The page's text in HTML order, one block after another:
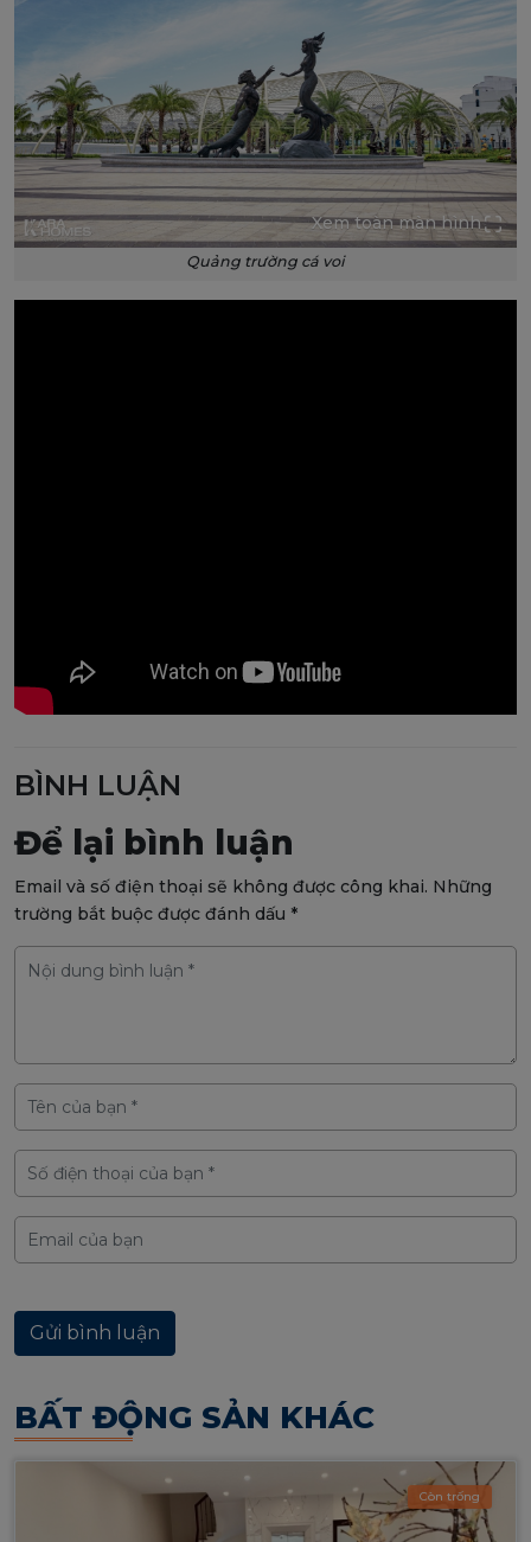
Xem toàn màn hình
Quảng trường cá voi
BÌNH LUẬN
Để lại bình luận
Email và số điện thoại sẽ không được công khai. Những
trường bắt buộc được đánh dấu *
BẤT ĐỘNG SẢN KHÁC
Còn trống